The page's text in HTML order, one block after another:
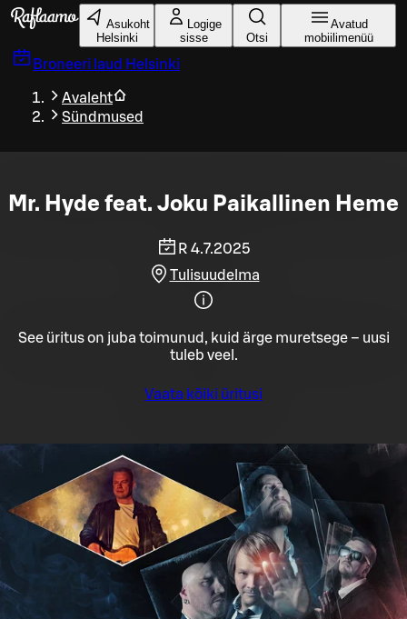
Liigu peamise sisu juurde
Asukoht
Helsinki
Logige
sisse
Otsi
Avatud
mobiilimenüü
Broneeri laud Helsinki
Avaleht
Sündmused
Mr. Hyde feat. Joku Paikallinen Heme
R 4.7.2025
Tulisuudelma
See üritus on juba toimunud, kuid ärge muretsege – uusi
tuleb veel.
Vaata kõiki üritusi